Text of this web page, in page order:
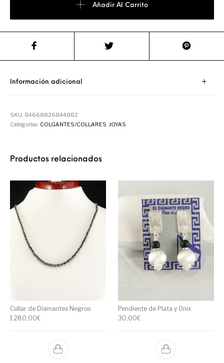
Añadir Al Carrito
Información adicional
SKU: 84668826844882
Categorías: COLGANTES/COLLARES,JOYAS
Productos relacionados
Collar de Diamantes Negros
1.280,00€
Pendiente de Plata y Onix
30,00€